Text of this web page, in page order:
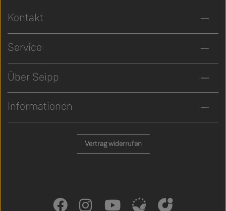
Kontakt
Service
Über Seipp
Informationen
Vertrag widerrufen